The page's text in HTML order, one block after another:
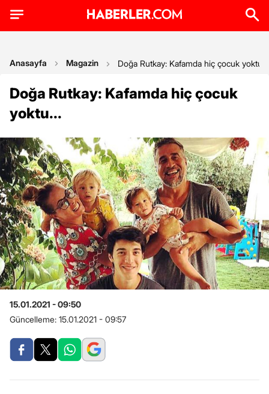
Anasayfa Magazin Doğa Rutkay: Kafamda hiç çocuk yoktu...
Doğa Rutkay: Kafamda hiç çocuk
yoktu...
15.01.2021 - 09:50
Güncelleme: 15.01.2021 - 09:57